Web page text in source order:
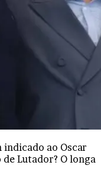
indicado ao Oscar
Lutador? O longa